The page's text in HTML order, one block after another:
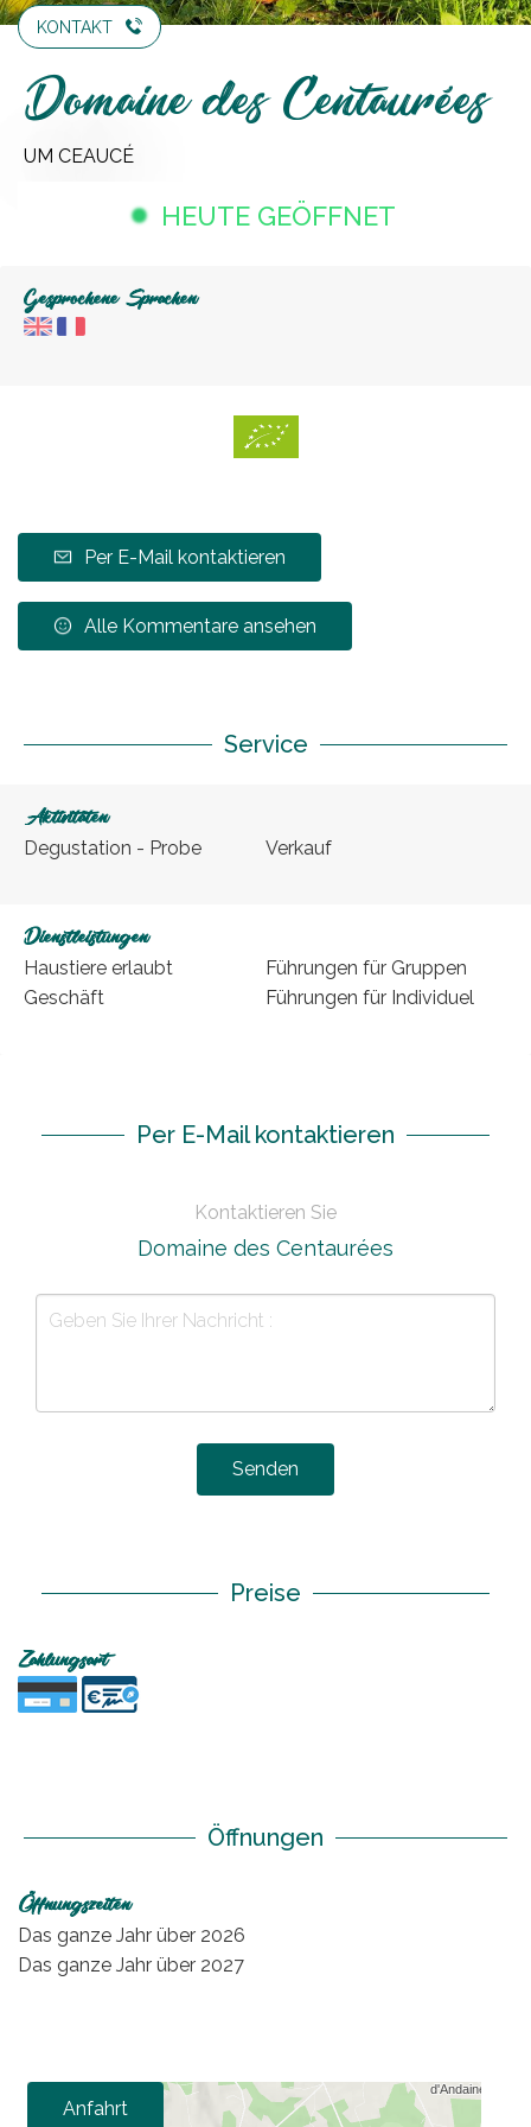
KONTAKT
Domaine des Centaurées
UM CEAUCÉ
HEUTE GEÖFFNET
Gesprochene Sprachen
Per E-Mail kontaktieren
Alle Kommentare ansehen
Service
Aktivitäten
Degustation - Probe Verkauf
Dienstleistungen
Haustiere erlaubt
Geschäft
Führungen für Gruppen
Führungen für Individuel
Per E-Mail kontaktieren
Kontaktieren Sie
Domaine des Centaurées
Senden
Preise
Zahlungsart
Öffnungen
Öffnungszeiten
Das ganze Jahr über 2026
Das ganze Jahr über 2027
Anfahrt